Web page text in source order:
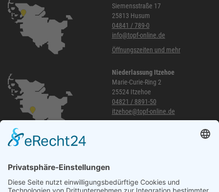
Siemensstraße 17
25813 Husum
04841 / 789-0
info@topf-online.de
Öffnungszeiten und mehr
Niederlassung Itzehoe
Marie-Curie-Ring 2
25524 Itzehoe
04821 / 8891-50
itzehoe@topf-online.de
040 / 21 04 04 04-04
glinde@topf-online.de